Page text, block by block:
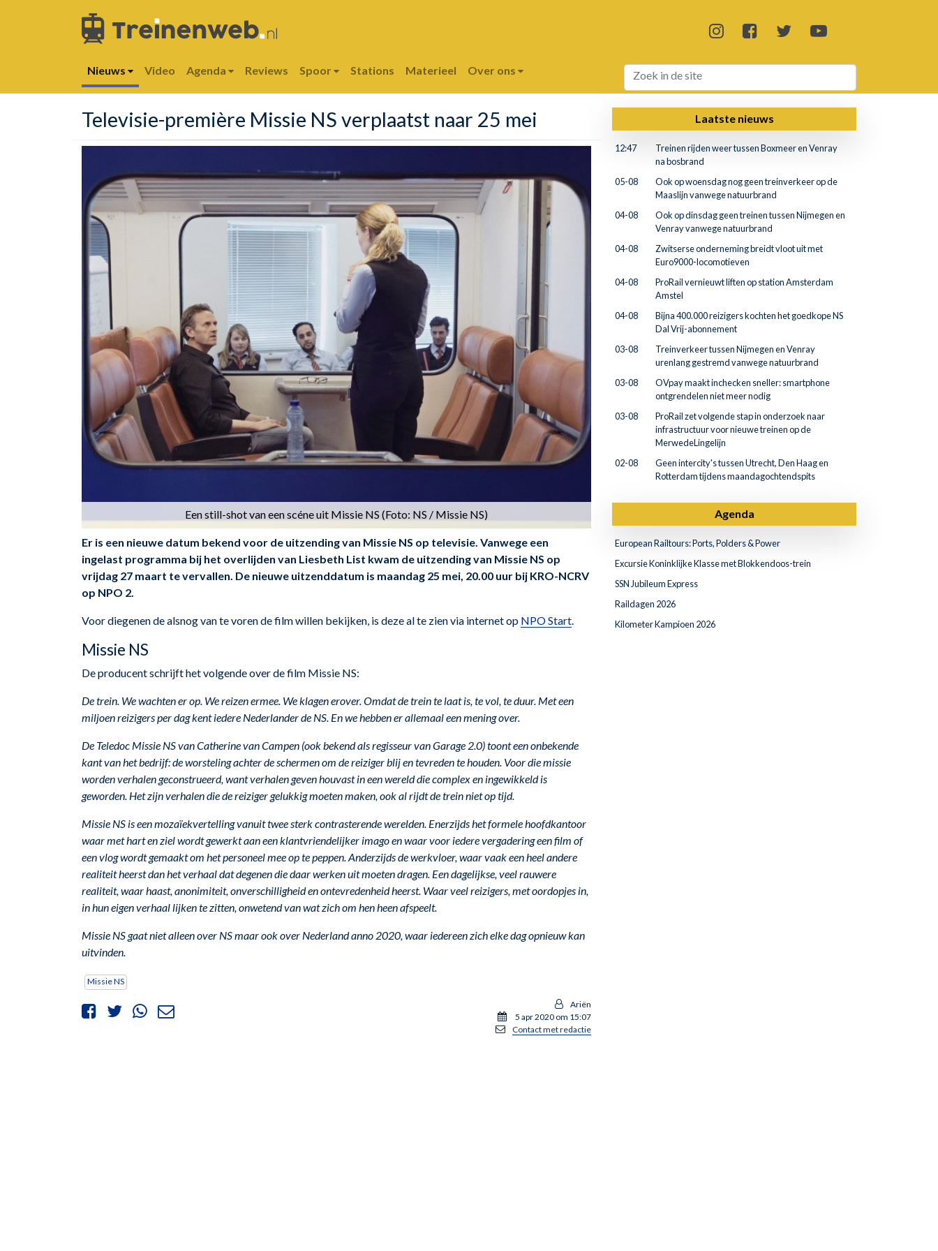
Nieuws Video Agenda Reviews Spoor Stations Materieel Over ons
Televisie-première Missie NS verplaatst naar 25 mei
Een still-shot van een scéne uit Missie NS (Foto: NS / Missie NS)
Er is een nieuwe datum bekend voor de uitzending van Missie NS op televisie. Vanwege een
ingelast programma bij het overlijden van Liesbeth List kwam de uitzending van Missie NS op
vrijdag 27 maart te vervallen. De nieuwe uitzenddatum is maandag 25 mei, 20.00 uur bij KRO-NCRV
op NPO 2.
Voor diegenen de alsnog van te voren de film willen bekijken, is dezeal te zien via internet op NPO Start
Missie NS
De producent schrijft het volgende over de film Missie NS:
De trein. We wachten er op. We reizen ermee. We klagen erover. Omdat de trein te laat is, te vol, te duur. Met een
miljoen reizigers per dag kent iedere Nederlander de NS. En we hebben er allemaal een mening over.
De Teledoc Missie NS van Catherine van Campen (ook bekend als regisseur van Garage 2.0) toont een onbekende
kant van het bedrijf: de worsteling achter de schermen om de reiziger blij en tevreden te houden. Voor die missie
worden verhalen geconstrueerd, want verhalen geven houvast in een wereld die complex en ingewikkeld is
geworden. Het zijn verhalen die de reiziger gelukkig moeten maken, ook al rijdt de trein niet op tijd.
Missie NS is een mozaïekvertelling vanuit twee sterk contrasterende werelden. Enerzijds het formele hoofdkantoor
waar met hart en ziel wordt gewerkt aan een klantvriendelijker imago en waar voor iedere vergadering een film of
een vlog wordt gemaakt om het personeel mee op te peppen. Anderzijds de werkvloer, waar vaak een heel andere
realiteit heerst dan het verhaal dat degenen die daar werken uit moeten dragen. Een dagelijkse, veel rauwere
realiteit, waar haast, anonimiteit, onverschilligheid en ontevredenheid heerst. Waar veel reizigers, met oordopjes in,
in hun eigen verhaal lijken te zitten, onwetend van wat zich om hen heen afspeelt.
Missie NS gaat niet alleen over NS maar ook over Nederland anno 2020, waar iedereen zich elke dag opnieuw kan
uitvinden.
Missie NS
Ariën
5 apr 2020 om 15:07
Contact met redactie
Laatste nieuws
12:47
Treinen rijden weer tussen Boxmeer en Venray
na bosbrand
05-08
Ook op woensdag nog geen treinverkeer op de
Maaslijn vanwege natuurbrand
04-08
Ook op dinsdag geen treinen tussen Nijmegen en
Venray vanwege natuurbrand
04-08
Zwitserse onderneming breidt vloot uit met
Euro9000-locomotieven
04-08
ProRail vernieuwt liften op station Amsterdam
Amstel
04-08
Bijna 400.000 reizigers kochten het goedkope NS
Dal Vrij-abonnement
03-08
Treinverkeer tussen Nijmegen en Venray
urenlang gestremd vanwege natuurbrand
03-08
OVpay maakt inchecken sneller: smartphone
ontgrendelen niet meer nodig
03-08
ProRail zet volgende stap in onderzoek naar
infrastructuur voor nieuwe treinen op de
MerwedeLingelijn
02-08
Geen intercity's tussen Utrecht, Den Haag en
Rotterdam tijdens maandagochtendspits
Agenda
European Railtours: Ports, Polders & Power
Excursie Koninklijke Klasse met Blokkendoos-trein
SSN Jubileum Express
Raildagen 2026
Kilometer Kampioen 2026